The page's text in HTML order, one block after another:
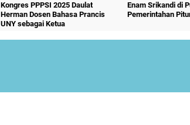
Kongres PPPSI 2025 Daulat
Herman Dosen Bahasa Prancis
UNY sebagai Ketua
Enam Srikandi di
Pemerintahan